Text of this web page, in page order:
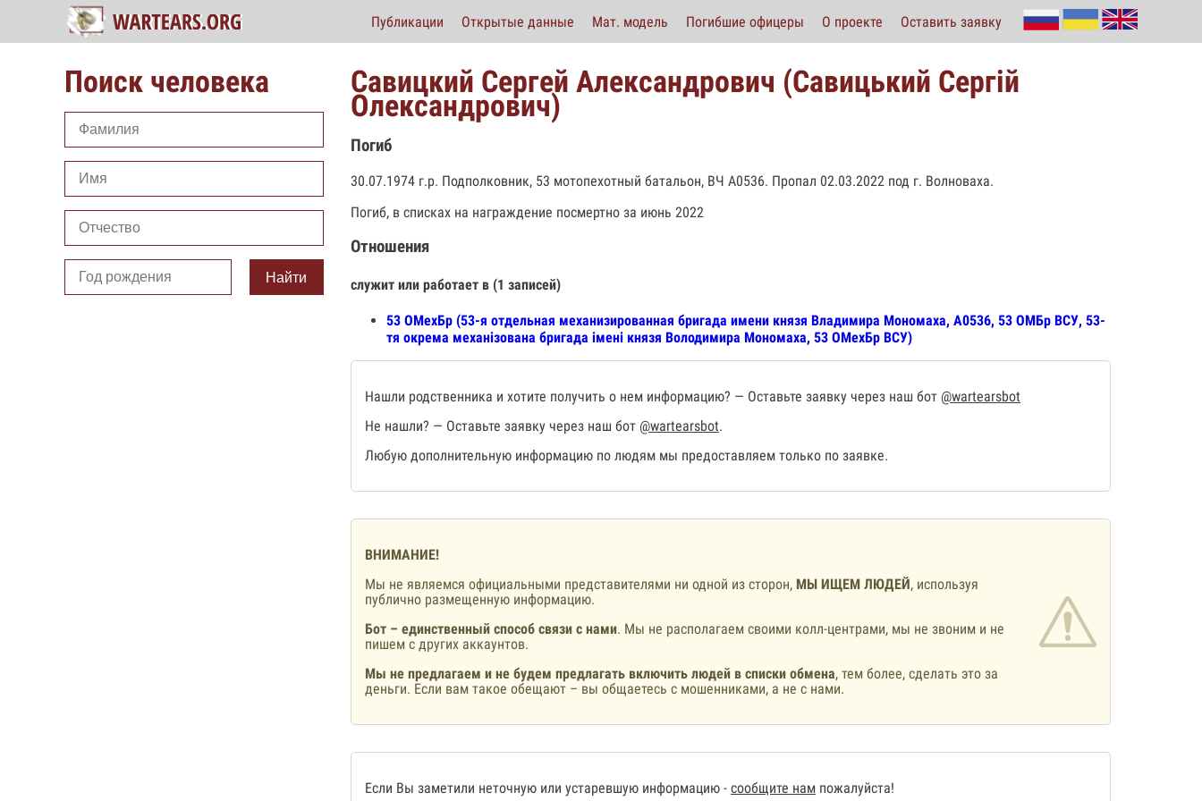
Публикации Открытые данные Мат. модель Погибшие офицеры О проекте Оставить заявку
Поиск человека
Найти
Савицкий Сергей Александрович (Савицький Сергій
Олександрович)
Погиб
30.07.1974 г.р. Подполковник, 53 мотопехотный батальон, ВЧ А0536. Пропал 02.03.2022 под г. Волноваха.
Погиб, в списках на награждение посмертно за июнь 2022
Отношения
служит или работает в (1 записей)
53 ОМехБр (53-я отдельная механизированная бригада имени князя Владимира Мономаха, А0536, 53 ОМБр ВСУ, 53-
тя окрема механізована бригада імені князя Володимира Мономаха, 53 ОМехБр ВСУ)
Нашли родственника и хотите получить о нем информацию? — Оставьте заявку через наш бот @wartearsbot
Не нашли? — Оставьте заявку через наш бот @wartearsbot.
Любую дополнительную информацию по людям мы предоставляем только по заявке.
ВНИМАНИЕ!
Мы не являемся официальными представителями ни одной из сторон, МЫ ИЩЕМ ЛЮДЕЙ, используя
публично размещенную информацию.
Бот – единственный способ связи с нами. Мы не располагаем своими колл-центрами, мы не звоним и не
пишем с других аккаунтов.
Мы не предлагаем и не будем предлагать включить людей в списки обмена, тем более, сделать это за
деньги. Если вам такое обещают – вы общаетесь с мошенниками, а не с нами.
Если Вы заметили неточную или устаревшую информацию - сообщите нам пожалуйста!